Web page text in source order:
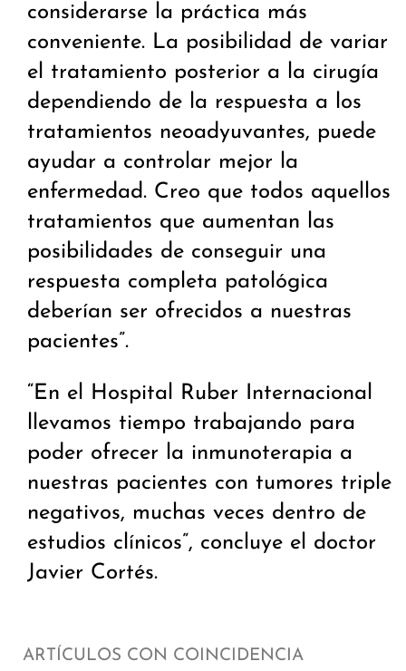
considerarse la práctica más
conveniente. La posibilidad de variar
el tratamiento posterior a la cirugía
dependiendo de la respuesta a los
tratamientos neoadyuvantes, puede
ayudar a controlar mejor la
enfermedad. Creo que todos aquellos
tratamientos que aumentan las
posibilidades de conseguir una
respuesta completa patológica
deberían ser ofrecidos a nuestras
pacientes”.
“En el Hospital Ruber Internacional
llevamos tiempo trabajando para
poder ofrecer la inmunoterapia a
nuestras pacientes con tumores triple
negativos, muchas veces dentro de
estudios clínicos”, concluye el doctor
Javier Cortés.
ARTÍCULOS CON COINCIDENCIA